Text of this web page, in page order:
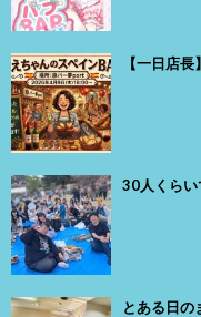
【一日店
30人くらい
とある日の